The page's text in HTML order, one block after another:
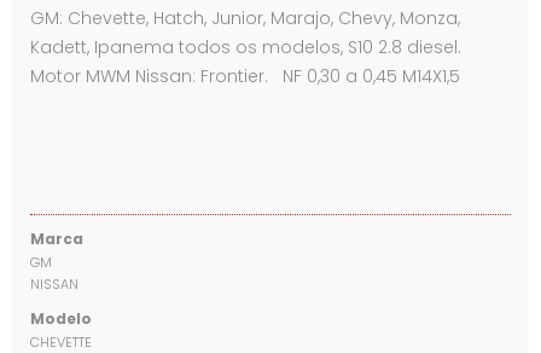
GM: Chevette, Hatch, Junior, Marajo, Chevy, Monza,
Kadett, Ipanema todos os modelos, S10 2.8 diesel.
Motor MWM Nissan: Frontier. NF 0,30 a 0,45 M14X1,5
Marca
GM
NISSAN
Modelo
CHEVETTE